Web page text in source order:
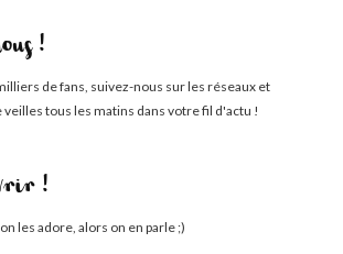
!
de fans, suivez-nous sur les réseaux et
tous les matins dans votre fil d'actu !
!
les adore, alors on en parle ;)